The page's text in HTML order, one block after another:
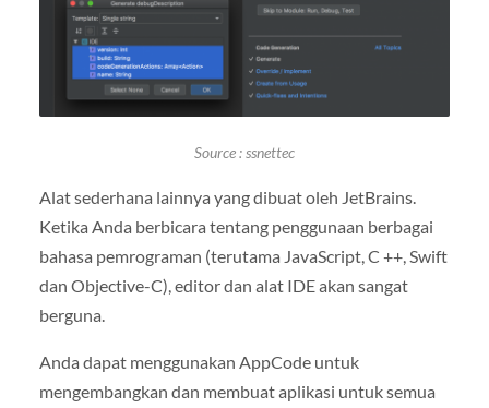
Source : ssnettec
Alat sederhana lainnya yang dibuat oleh JetBrains.
Ketika Anda berbicara tentang penggunaan berbagai
bahasa pemrograman (terutama JavaScript, C ++, Swift
dan Objective-C), editor dan alat IDE akan sangat
berguna.
Anda dapat menggunakan AppCode untuk
mengembangkan dan membuat aplikasi untuk semua